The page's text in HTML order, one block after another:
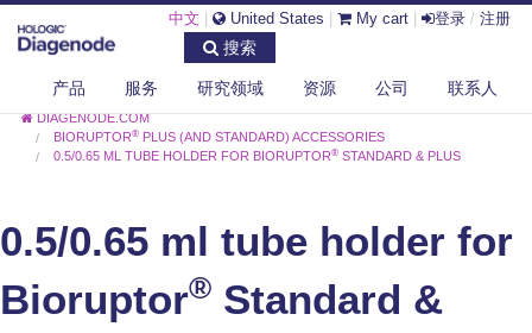
中文 United States My cart 登录 / 注册
搜索
产品 服务 研究领域 资源 公司 联系人
DIAGENODE.COM
BIORUPTOR® PLUS (AND STANDARD) ACCESSORIES
0.5/0.65 ML TUBE HOLDER FOR BIORUPTOR® STANDARD & PLUS
0.5/0.65 ml tube holder for
Bioruptor® Standard &